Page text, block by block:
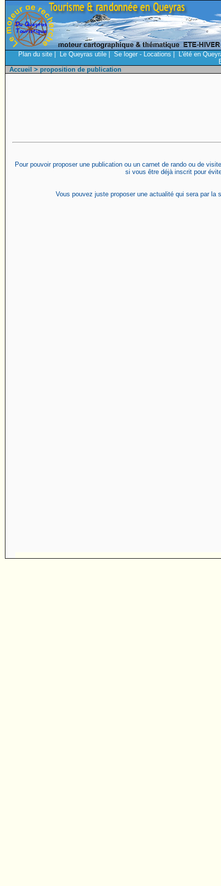
Plan du site Le Queyras utile Se loger - Locations
L'été en
Accueil > proposition de publication
Pour pouvoir proposer une publication ou un carnet de rando ou de
si vous être déjà inscrit pour
Vous pouvez juste proposer une actualité qui sera par la